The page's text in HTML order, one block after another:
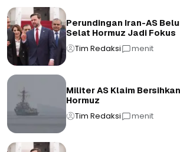
Perundingan Iran-AS
Selat Hormuz Jadi Fokus
Tim Redaksi menit
Militer AS Klaim
Hormuz
Tim Redaksi menit